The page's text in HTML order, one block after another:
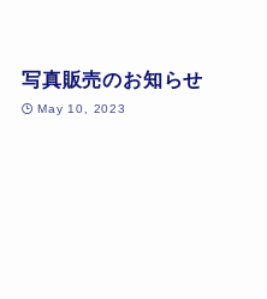
写真販売のお知らせ
May 10, 2023